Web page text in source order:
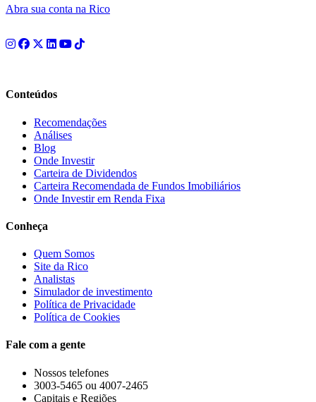
Abra sua conta na Rico
Conteúdos
Recomendações
Análises
Blog
Onde Investir
Carteira de Dividendos
Carteira Recomendada de Fundos Imobiliários
Onde Investir em Renda Fixa
Conheça
Quem Somos
Site da Rico
Analistas
Simulador de investimento
Política de Privacidade
Política de Cookies
Fale com a gente
Nossos telefones
3003-5465 ou 4007-2465
Capitais e Regiões